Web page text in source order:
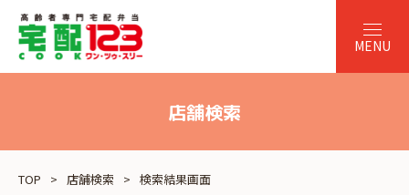
店舗検索
TOP 店舗検索 検索結果画面